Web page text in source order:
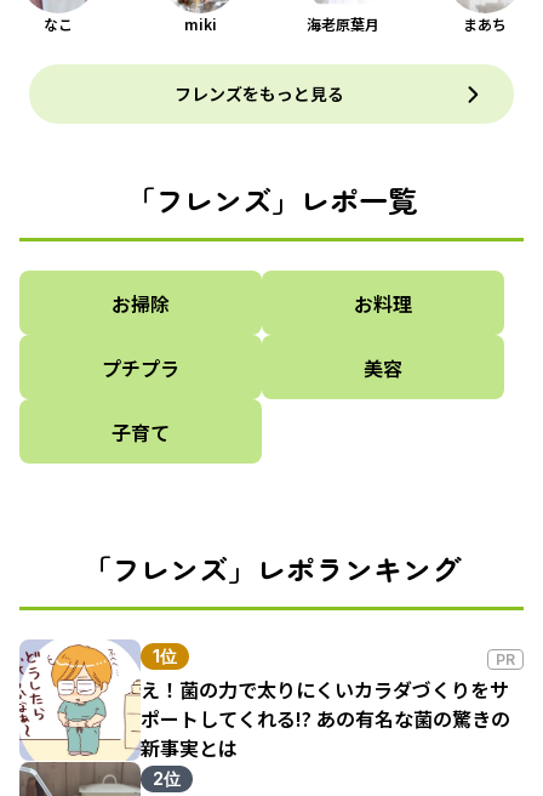
なこ miki 海老原葉月 まあち
フレンズをもっと見る
「フレンズ」レポ一覧
お掃除 お料理
プチプラ 美容
子育て
「フレンズ」レポランキング
1位 PR
え！菌の力で太りにくいカラダづくりをサ
ポートしてくれる!? あの有名な菌の驚きの
新事実とは
2位